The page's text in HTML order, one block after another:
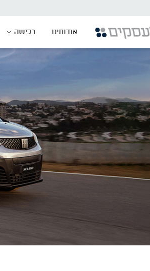
אודותינו רכישה